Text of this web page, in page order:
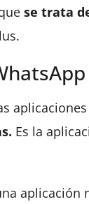
se trata
Es la